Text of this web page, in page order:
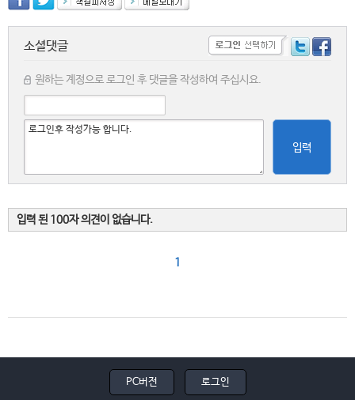
소셜댓글
원하는 계정으로 로그인 후 댓글을 작성하여 주십시요.
입력
입력 된 100자 의견이 없습니다.
1
PC버전 로그인